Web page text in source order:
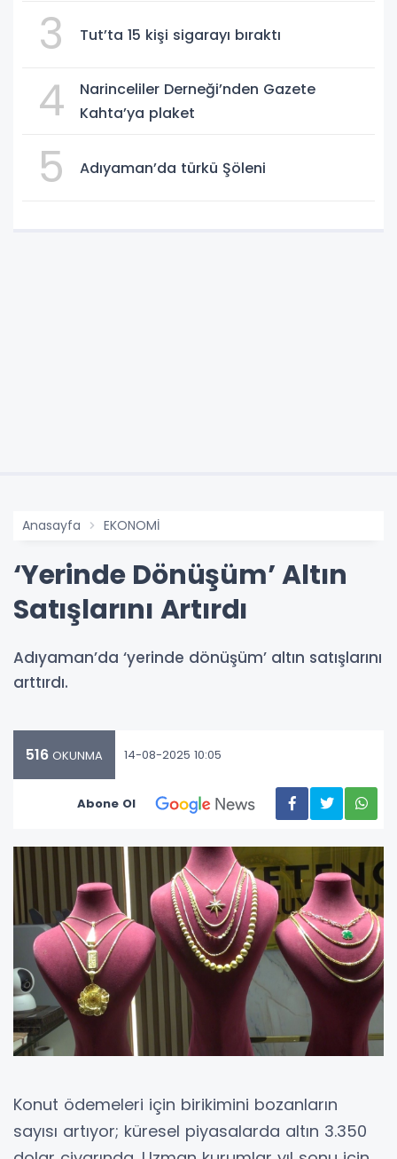
3 Tut’ta 15 kişi sigarayı bıraktı
4
Narinceliler Derneği’nden Gazete
Kahta’ya plaket
5 Adıyaman’da türkü Şöleni
Anasayfa EKONOMİ
‘Yerinde Dönüşüm’ Altın
Satışlarını Artırdı
Adıyaman’da ‘yerinde dönüşüm’ altın satışlarını
arttırdı.
516 OKUNMA 14-08-2025 10:05
Abone Ol
Konut ödemeleri için birikimini bozanların
sayısı artıyor; küresel piyasalarda altın 3.350